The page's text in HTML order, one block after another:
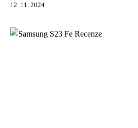
12. 11. 2024